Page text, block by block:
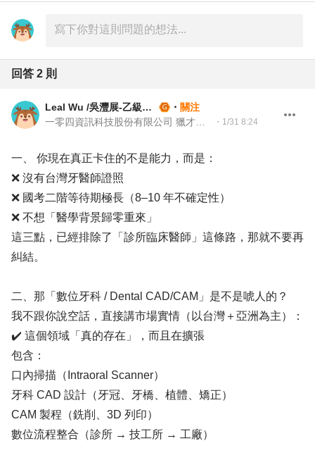
回答 2 則
Leal Wu /吳灃展-乙級就業服務技術士 ・ 關注
・ 1/31 8:24
一、 你現在真正卡住的不是能力，而是：
❌ 沒有台灣牙醫師證照
❌ 國考二階等待期極長（8–10 年不確定性）
❌ 不想「醫學背景歸零重來」
這三點，已經排除了「診所臨床醫師」這條路，那就不要再
糾結。
二、那「數位牙科 / Dental CAD/CAM」是不是唬人的？
我不跟你說空話，直接講市場實情（以台灣＋亞洲為主）：
✔️ 這個領域「真的存在」，而且在擴張
包含：
口內掃描（Intraoral Scanner）
牙科 CAD 設計（牙冠、牙橋、植體、矯正）
CAM 製程（銑削、3D 列印）
數位流程整合（診所 → 技工所 → 工廠）